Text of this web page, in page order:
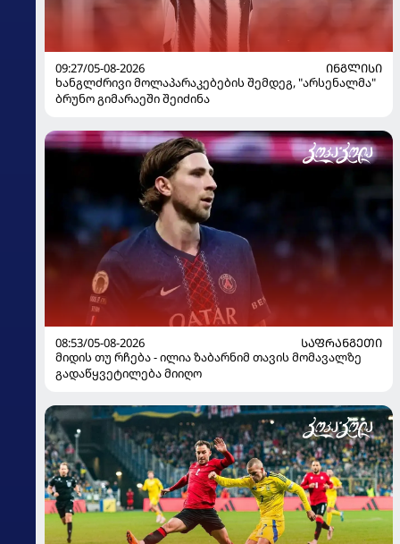
09:27/05-08-2026
ᲘᲜᲒᲚᲘᲡᲘ
ხანგლძრივი მოლაპარაკებების შემდეგ, "არსენალმა"
ბრუნო გიმარაეში შეიძინა
08:53/05-08-2026
ᲡᲐᲤᲠᲐᲜᲒᲔᲗᲘ
მიდის თუ რჩება - ილია ზაბარნიმ თავის მომავალზე
გადაწყვეტილება მიიღო